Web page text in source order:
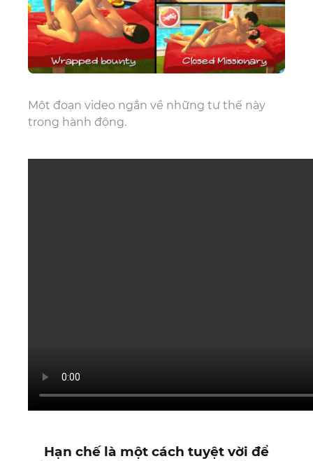
Một đoạn video ngắn về những tư thế này
trong hành động.
Hạn chế là một cách tuyệt vời để